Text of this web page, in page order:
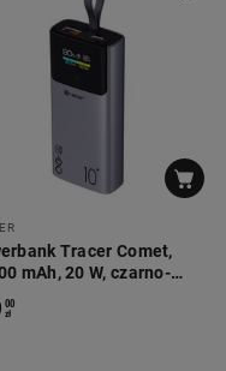
Tracer Comet,
mAh, 20 W, czarno-
00
zł